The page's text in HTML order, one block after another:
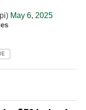
May 6, 2025